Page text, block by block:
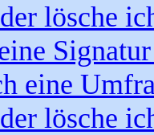
lösche
Signatur
eine
lösche